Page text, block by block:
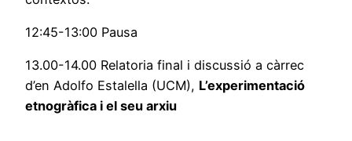
12:45-13:00 Pausa
13.00-14.00 Relatoria final i discussió a càrrec
d’en Adolfo Estalella (UCM), L’experimentació
etnogràfica i el seu arxiu